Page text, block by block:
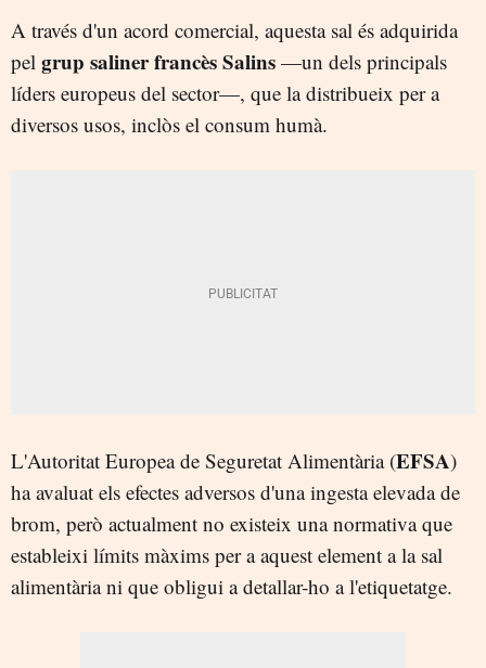
A través d'un acord comercial, aquesta sal és adquirida
pel grup saliner francès Salins —un dels principals
líders europeus del sector—, que la distribueix per a
diversos usos, inclòs el consum humà.
L'Autoritat Europea de Seguretat Alimentària (EFSA)
ha avaluat els efectes adversos d'una ingesta elevada de
brom, però actualment no existeix una normativa que
estableixi límits màxims per a aquest element a la sal
alimentària ni que obligui a detallar-ho a l'etiquetatge.